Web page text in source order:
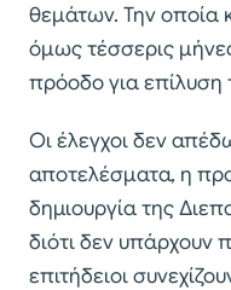
θεμάτων. Την οποία
όμως τέσσερις
πρόοδο για
Οι έλεγχοι δεν
αποτελέσματα, η
δημιουργία της
διότι δεν υπάρχουν
επιτήδειοι